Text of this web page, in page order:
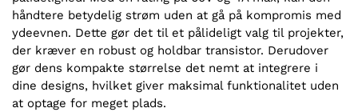
håndtere betydelig strøm uden at gå på kompromis med
ydeevnen. Dette gør det til et pålideligt valg til projekter,
der kræver en robust og holdbar transistor. Derudover
gør dens kompakte størrelse det nemt at integrere i
dine designs, hvilket giver maksimal funktionalitet uden
at optage for meget plads.